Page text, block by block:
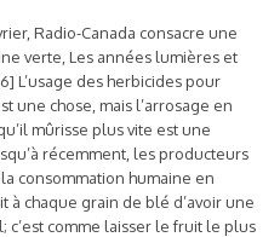
Radio-Canada consacre une
verte, Les années lumières et
L’usage des herbicides pour
une chose, mais l’arrosage en
mûrisse plus vite est une
récemment, les producteurs
consommation humaine en
à chaque grain de blé d’avoir une
c’est comme laisser le fruit le plus